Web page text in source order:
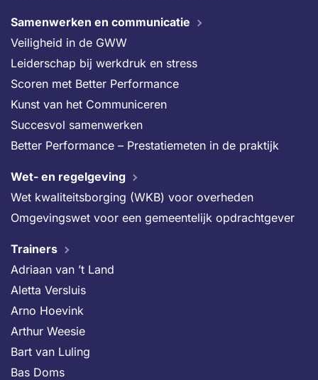
Samenwerken en communicatie
Veiligheid in de GWW
Leiderschap bij werkdruk en stress
Scoren met Better Performance
Kunst van het Communiceren
Succesvol samenwerken
Better Performance – Prestatiemeten in de praktijk
Wet- en regelgeving
Wet kwaliteitsborging (WKB) voor overheden
Omgevingswet voor een gemeentelijk opdrachtgever
Trainers
Adriaan van ’t Land
Aletta Versluis
Arno Hoevink
Arthur Weesie
Bart van Luling
Bas Doms